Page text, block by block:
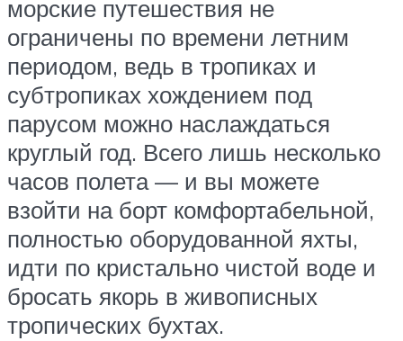
морские путешествия не
ограничены по времени летним
периодом, ведь в тропиках и
субтропиках хождением под
парусом можно наслаждаться
круглый год. Всего лишь несколько
часов полета — и вы можете
взойти на борт комфортабельной,
полностью оборудованной яхты,
идти по кристально чистой воде и
бросать якорь в живописных
тропических бухтах.